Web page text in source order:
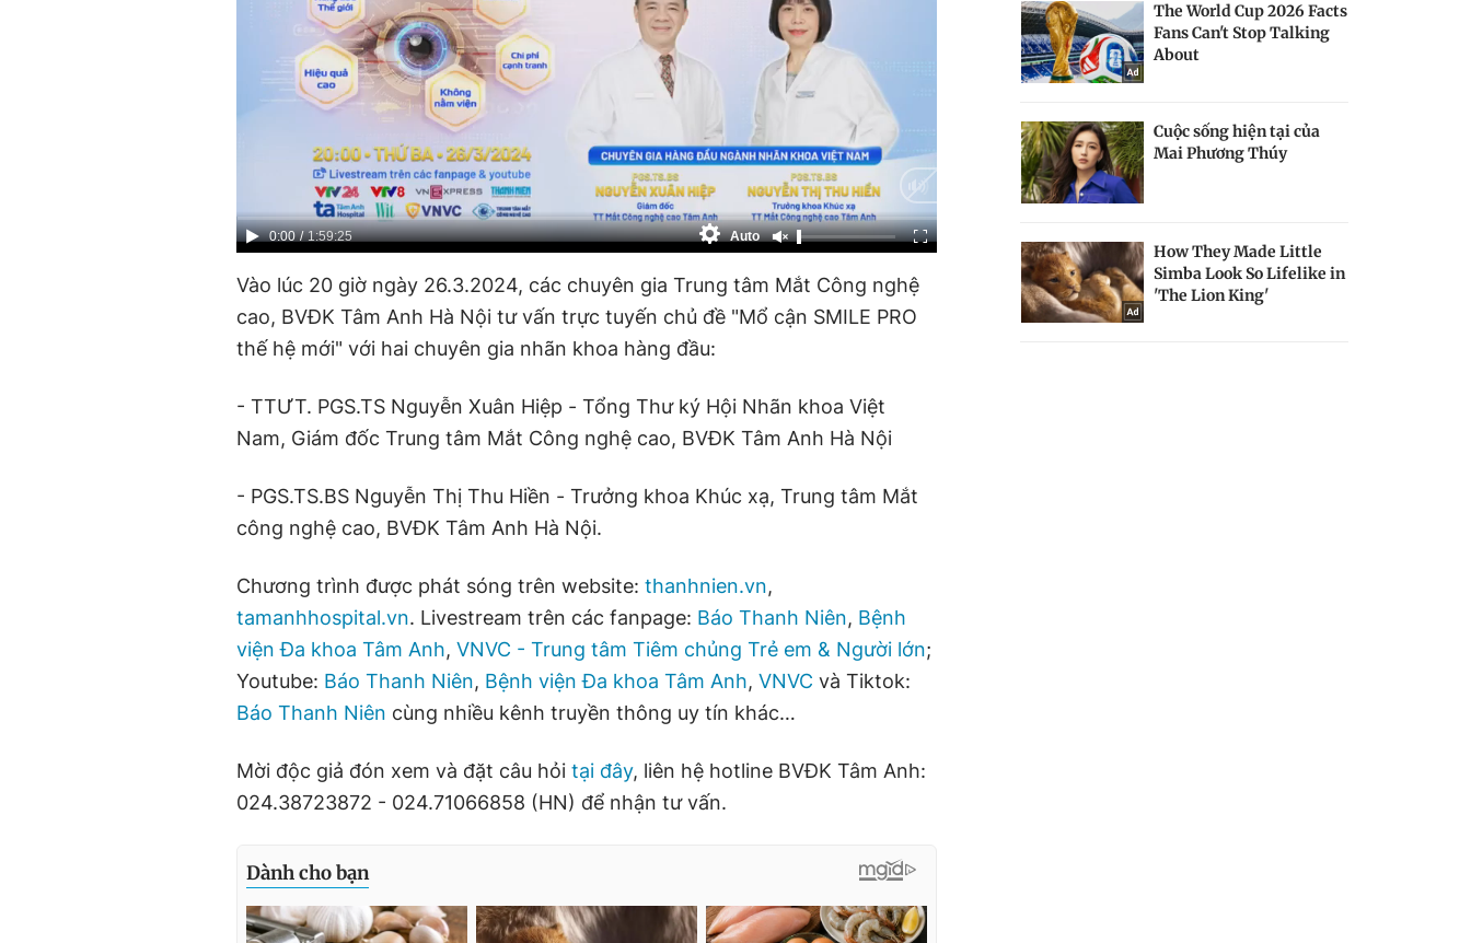
C
n
t
i
m
0:00 / D
o
1:59:25 Auto
Vào lúc 20 giờ ngày 26.3.2024, các chuyên gia Trung tâm Mắt Công nghệ
cao, BVĐK Tâm Anh Hà Nội tư vấn trực tuyến chủ đề "Mổ cận SMILE PRO
thế hệ mới" với hai chuyên gia nhãn khoa hàng đầu:
- TTƯT. PGS.TS Nguyễn Xuân Hiệp - Tổng Thư ký Hội Nhãn khoa Việt
Nam, Giám đốc Trung tâm Mắt Công nghệ cao, BVĐK Tâm Anh Hà Nội
- PGS.TS.BS Nguyễn Thị Thu Hiền - Trưởng khoa Khúc xạ, Trung tâm Mắt
công nghệ cao, BVĐK Tâm Anh Hà Nội.
Chương trình được phát sóng trên website: thanhnien.vn,
tamanhhospital.vn. Livestream trên các fanpage: Báo Thanh Niên, Bệnh
viện Đa khoa Tâm Anh, VNVC - Trung tâm Tiêm chủng Trẻ em & Người lớn;
Youtube: Báo Thanh Niên, Bệnh viện Đa khoa Tâm Anh, VNVC và Tiktok:
Báo Thanh Niên cùng nhiều kênh truyền thông uy tín khác…
Mời độc giả đón xem và đặt câu hỏi tại đây, liên hệ hotline BVĐK Tâm Anh:
024.38723872 - 024.71066858 (HN) để nhận tư vấn.